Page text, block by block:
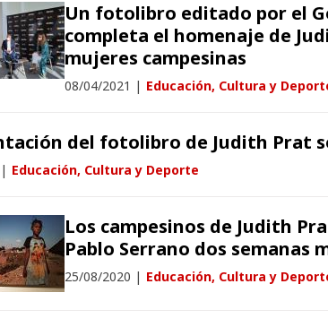
Un fotolibro editado por el
completa el homenaje de
mujeres campesinas
08/04/2021 | Educación, Cultura y
del fotolibro de Judith Prat
| Educación, Cultura y Deporte
Los campesinos de Judith
Pablo Serrano dos semanas
25/08/2020 | Educación, Cultura y